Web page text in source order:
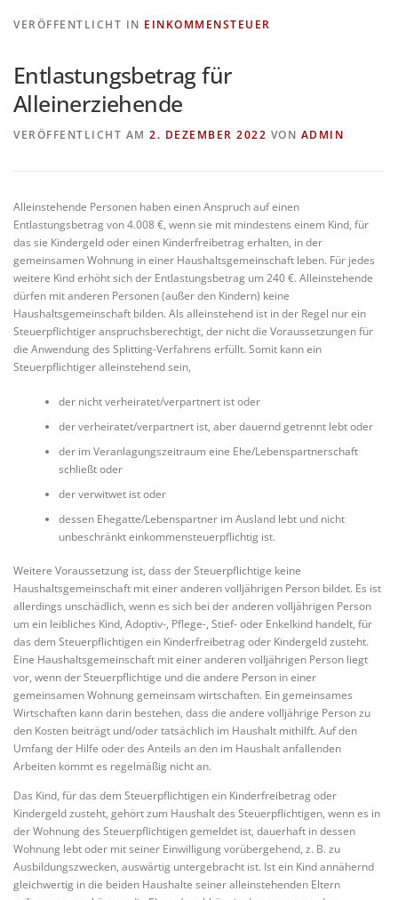
VERÖFFENTLICHT IN EINKOMMENSTEUER
Entlastungsbetrag für
Alleinerziehende
VERÖFFENTLICHT AM 2. DEZEMBER 2022 VON ADMIN
Alleinstehende Personen haben einen Anspruch auf einen
Entlastungsbetrag von 4.008 €, wenn sie mit mindestens einem Kind, für
das sie Kindergeld oder einen Kinderfreibetrag erhalten, in der
gemeinsamen Wohnung in einer Haushaltsgemeinschaft leben. Für jedes
weitere Kind erhöht sich der Entlastungsbetrag um 240 €. Alleinstehende
dürfen mit anderen Personen (außer den Kindern) keine
Haushaltsgemeinschaft bilden. Als alleinstehend ist in der Regel nur ein
Steuerpflichtiger anspruchsberechtigt, der nicht die Voraussetzungen für
die Anwendung des Splitting-Verfahrens erfüllt. Somit kann ein
Steuerpflichtiger alleinstehend sein,
der nicht verheiratet/verpartnert ist oder
der verheiratet/verpartnert ist, aber dauernd getrennt lebt oder
der im Veranlagungszeitraum eine Ehe/Lebenspartnerschaft
schließt oder
der verwitwet ist oder
dessen Ehegatte/Lebenspartner im Ausland lebt und nicht
unbeschränkt einkommensteuerpflichtig ist.
Weitere Voraussetzung ist, dass der Steuerpflichtige keine
Haushaltsgemeinschaft mit einer anderen volljährigen Person bildet. Es ist
allerdings unschädlich, wenn es sich bei der anderen volljährigen Person
um ein leibliches Kind, Adoptiv-, Pflege-, Stief- oder Enkelkind handelt, für
das dem Steuerpflichtigen ein Kinderfreibetrag oder Kindergeld zusteht.
Eine Haushaltsgemeinschaft mit einer anderen volljährigen Person liegt
vor, wenn der Steuerpflichtige und die andere Person in einer
gemeinsamen Wohnung gemeinsam wirtschaften. Ein gemeinsames
Wirtschaften kann darin bestehen, dass die andere volljährige Person zu
den Kosten beiträgt und/oder tatsächlich im Haushalt mithilft. Auf den
Umfang der Hilfe oder des Anteils an den im Haushalt anfallenden
Arbeiten kommt es regelmäßig nicht an.
Das Kind, für das dem Steuerpflichtigen ein Kinderfreibetrag oder
Kindergeld zusteht, gehört zum Haushalt des Steuerpflichtigen, wenn es in
der Wohnung des Steuerpflichtigen gemeldet ist, dauerhaft in dessen
Wohnung lebt oder mit seiner Einwilligung vorübergehend, z. B. zu
Ausbildungszwecken, auswärtig untergebracht ist. Ist ein Kind annähernd
gleichwertig in die beiden Haushalte seiner alleinstehenden Eltern